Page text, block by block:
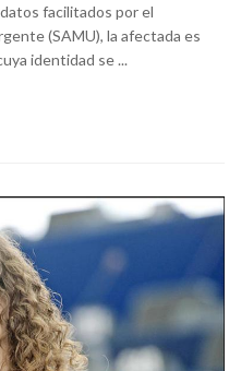
facilitados por el
(SAMU), la afectada es
identidad se ...